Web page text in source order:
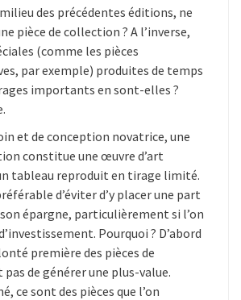
des précédentes éditions, ne
pièce de collection ? A l’inverse,
(comme les pièces
par exemple) produites de temps
importants en sont-elles ?
et de conception novatrice, une
constitue une œuvre d’art
tableau reproduit en tirage limité.
d’éviter d’y placer une part
épargne, particulièrement si l’on
Pourquoi ? D’abord
première des pièces de
de générer une plus-value.
ce sont des pièces que l’on